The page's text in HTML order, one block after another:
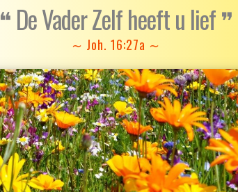
❝ De Vader Zelf heeft u lief ❞
∼ Joh. 16:27a ∼